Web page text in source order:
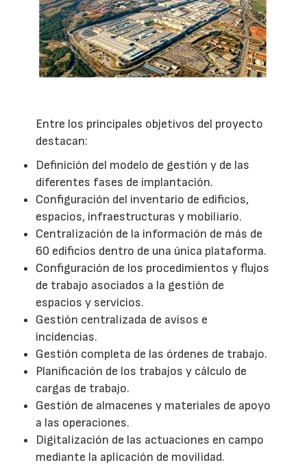
Entre los principales objetivos del proyecto
destacan:
Definición del modelo de gestión y de las
diferentes fases de implantación.
Configuración del inventario de edificios,
espacios, infraestructuras y mobiliario.
Centralización de la información de más de
60 edificios dentro de una única plataforma.
Configuración de los procedimientos y flujos
de trabajo asociados a la gestión de
espacios y servicios.
Gestión centralizada de avisos e
incidencias.
Gestión completa de las órdenes de trabajo.
Planificación de los trabajos y cálculo de
cargas de trabajo.
Gestión de almacenes y materiales de apoyo
a las operaciones.
Digitalización de las actuaciones en campo
mediante la aplicación de movilidad.